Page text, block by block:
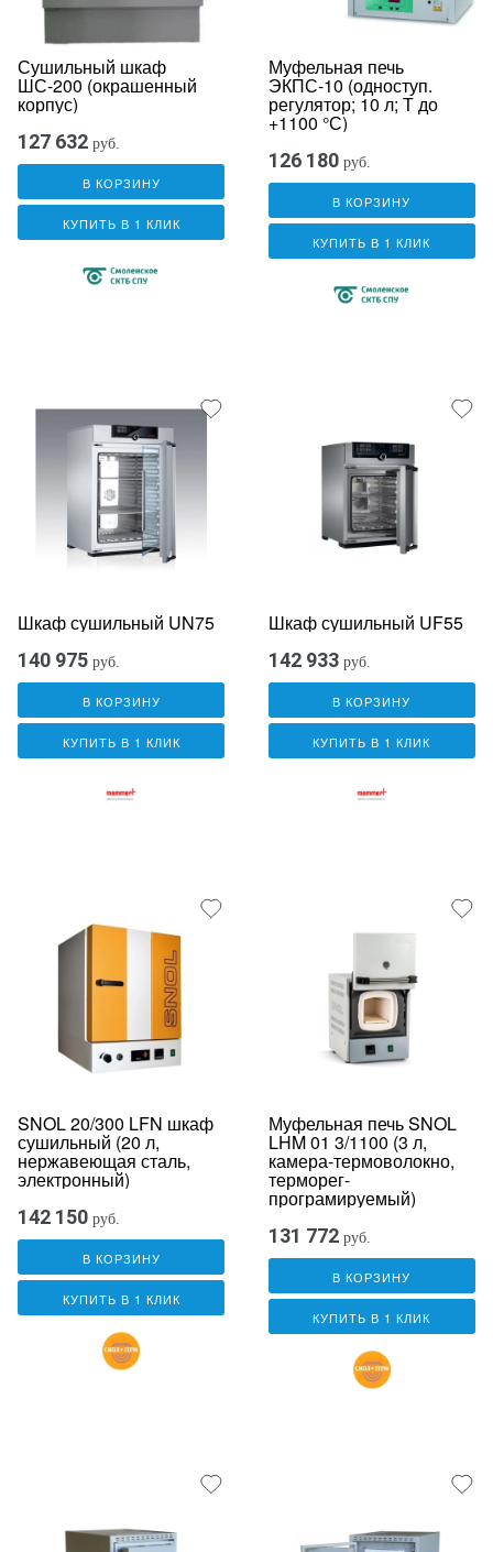
Сушильный шкаф
ШС-200 (окрашенный
корпус)
127 632 руб.
В КОРЗИНУ
КУПИТЬ В 1 КЛИК
Муфельная печь
ЭКПС-10 (одноступ.
регулятор; 10 л; Т до
+1100 °С)
126 180 руб.
В КОРЗИНУ
КУПИТЬ В 1 КЛИК
Шкаф сушильный UN75
140 975 руб.
В КОРЗИНУ
КУПИТЬ В 1 КЛИК
Шкаф сушильный UF55
142 933 руб.
В КОРЗИНУ
КУПИТЬ В 1 КЛИК
SNOL 20/300 LFN шкаф
сушильный (20 л,
нержавеющая сталь,
электронный)
142 150 руб.
В КОРЗИНУ
КУПИТЬ В 1 КЛИК
Муфельная печь SNOL
LHM 01 3/1100 (3 л,
камера-термоволокно,
терморег-
програмируемый)
131 772 руб.
В КОРЗИНУ
КУПИТЬ В 1 КЛИК